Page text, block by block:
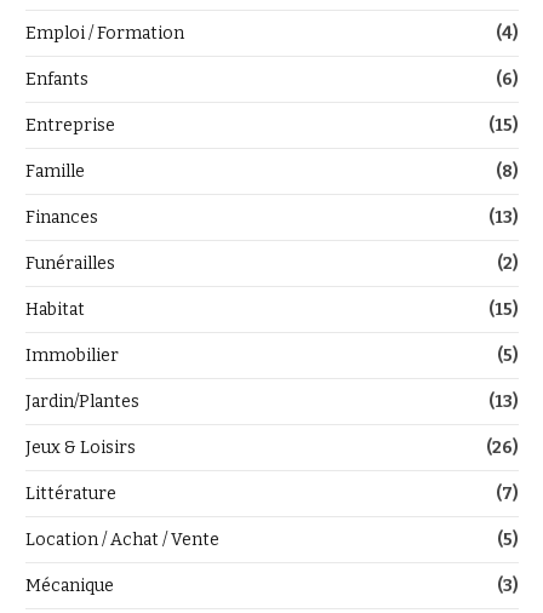
Emploi / Formation (4)
Enfants (6)
Entreprise (15)
Famille (8)
Finances (13)
Funérailles (2)
Habitat (15)
Immobilier (5)
Jardin/Plantes (13)
Jeux & Loisirs (26)
Littérature (7)
Location / Achat / Vente (5)
Mécanique (3)